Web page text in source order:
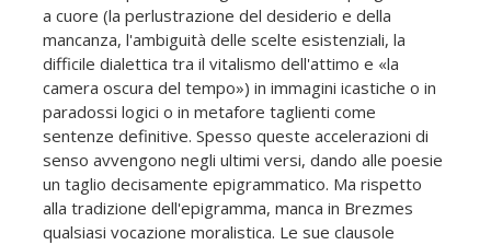
a cuore (la perlustrazione del desiderio e della
mancanza, l'ambiguità delle scelte esistenziali, la
difficile dialettica tra il vitalismo dell'attimo e «la
camera oscura del tempo») in immagini icastiche o in
paradossi logici o in metafore taglienti come
sentenze definitive. Spesso queste accelerazioni di
senso avvengono negli ultimi versi, dando alle poesie
un taglio decisamente epigrammatico. Ma rispetto
alla tradizione dell'epigramma, manca in Brezmes
qualsiasi vocazione moralistica. Le sue clausole